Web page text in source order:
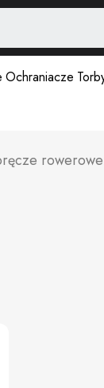
Ochraniacze
rowerowe